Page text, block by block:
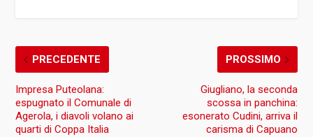
PRECEDENTE
Impresa Puteolana:
espugnato il Comunale di
Agerola, i diavoli volano ai
quarti di Coppa Italia
PROSSIMO
Giugliano, la seconda
scossa in panchina:
esonerato Cudini, arriva il
carisma di Capuano